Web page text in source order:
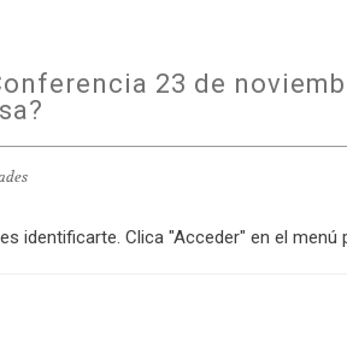
23 de
identificarte. Clica "Acceder" en el menú